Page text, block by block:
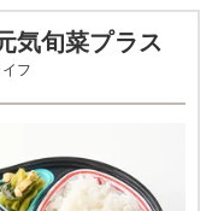
気旬菜プラス
フ